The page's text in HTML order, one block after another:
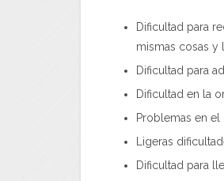
Dificultad para
mismas cosas y
Dificultad para
Dificultad en la
Problemas en el
Ligeras
Dificultad para